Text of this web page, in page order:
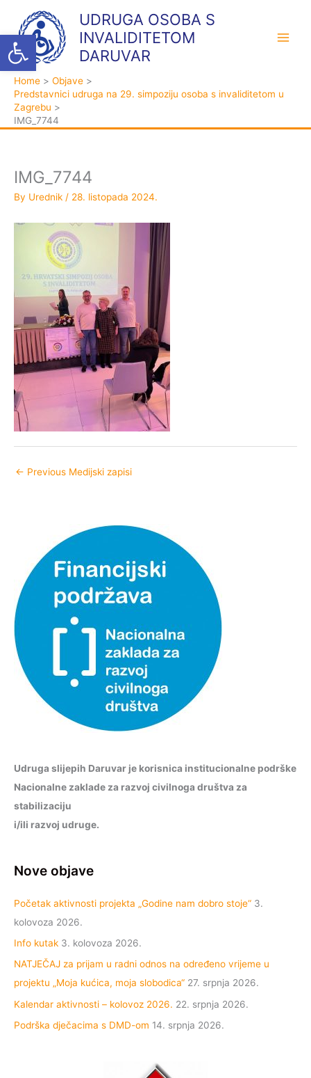
Open toolbar
content
UDRUGA OSOBA S
INVALIDITETOM
DARUVAR
Home
Objave
Predstavnici udruga na 29. simpoziju osoba s invaliditetom u
Zagrebu
IMG_7744
IMG_7744
By Urednik / 28. listopada 2024.
← Previous Medijski zapisi
Udruga slijepih Daruvar je korisnica institucionalne podrške
Nacionalne zaklade za razvoj civilnoga društva za
stabilizaciju
i/ili razvoj udruge.
Nove objave
Početak aktivnosti projekta „Godine nam dobro stoje“ 3.
kolovoza 2026.
Info kutak 3. kolovoza 2026.
NATJEČAJ za prijam u radni odnos na određeno vrijeme u
projektu „Moja kućica, moja slobodica“ 27. srpnja 2026.
Kalendar aktivnosti – kolovoz 2026. 22. srpnja 2026.
Podrška dječacima s DMD-om 14. srpnja 2026.
t
e
g
o
h
i
v
a